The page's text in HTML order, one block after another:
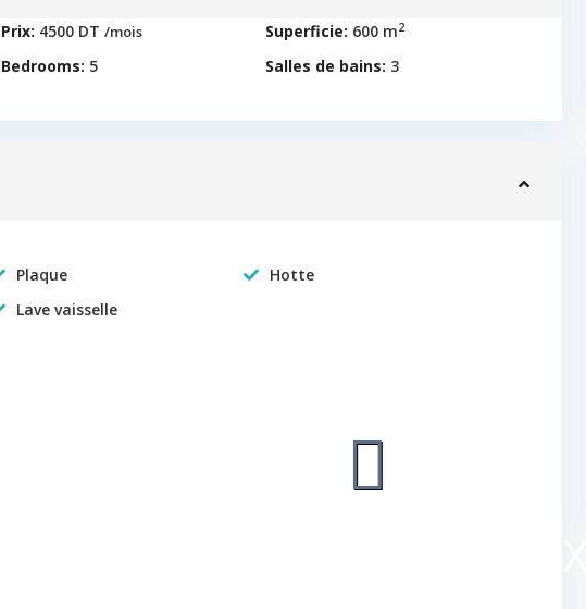
Prix: 4500 DT /mois Superficie: 600 m2
Bedrooms: 5 Salles de bains: 3
Plaque
Hotte
Lave vaisselle